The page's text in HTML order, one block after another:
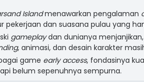
Islandmenawarkan pengalaman
pekerjaan dan suasana pulau yang
gameplaydan dunianya
, animasi, dan desain karakter
game early access, fondasinya
belum sepenuhnya sempurna.